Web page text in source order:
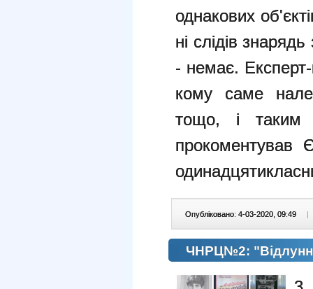
однакових
ні слідів
- немає. Експерт-
кому саме
тощо, і таким
прокоментував
Опубліковано: 4-03-2020, 09:49 |
ЧНРЦ№2: